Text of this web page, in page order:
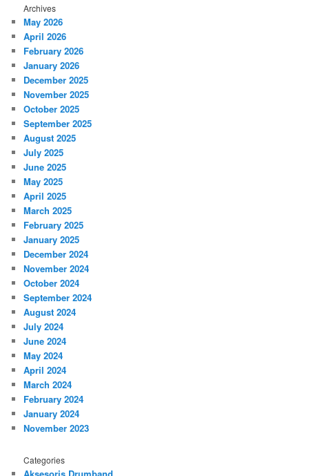
Archives
May 2026
April 2026
February 2026
January 2026
December 2025
November 2025
October 2025
September 2025
August 2025
July 2025
June 2025
May 2025
April 2025
March 2025
February 2025
January 2025
December 2024
November 2024
October 2024
September 2024
August 2024
July 2024
June 2024
May 2024
April 2024
March 2024
February 2024
January 2024
November 2023
Categories